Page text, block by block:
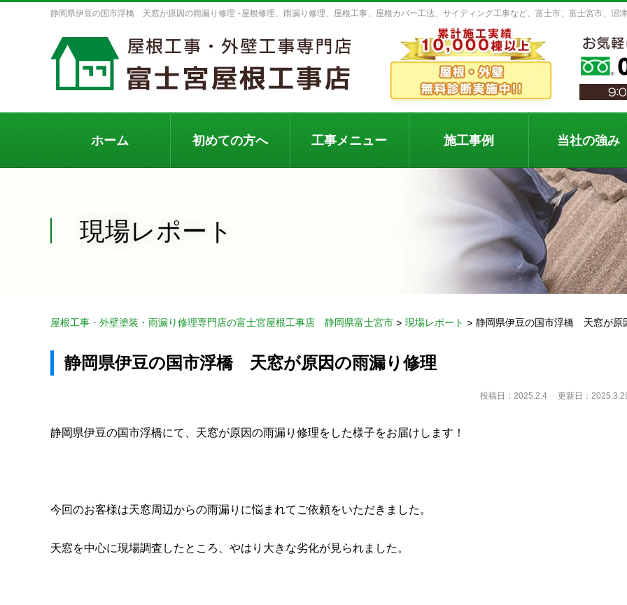
静岡県伊豆の国市浮橋 天窓が原因の雨漏り修理 -屋根修理、雨漏り修理、屋根工事、屋根カバー工法、サイディング工事など、富士市、富士宮市、沼
ホーム 初めての方へ 工事メニュー 施工事例 当社の強み
現場レポート
屋根工事・外壁塗装・雨漏り修理専門店の富士宮屋根工事店 静岡県富士宮市 > 現場レポート > 静岡県伊豆の国市浮橋 天窓が原
静岡県伊豆の国市浮橋 天窓が原因の雨漏り修理
投稿日：2025.2.4 更新日：
静岡県伊豆の国市浮橋にて、天窓が原因の雨漏り修理をした様子をお届けします！
今回のお客様は天窓周辺からの雨漏りに悩まれてご依頼をいただきました。
天窓を中心に現場調査したところ、やはり大きな劣化が見られました。